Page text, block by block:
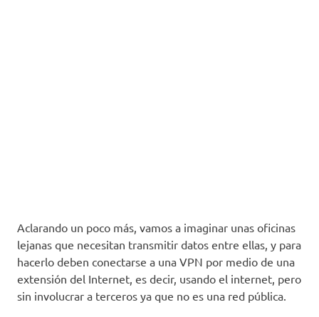
Aclarando un poco más, vamos a imaginar unas oficinas
lejanas que necesitan transmitir datos entre ellas, y para
hacerlo deben conectarse a una VPN por medio de una
extensión del Internet, es decir, usando el internet, pero
sin involucrar a terceros ya que no es una red pública.